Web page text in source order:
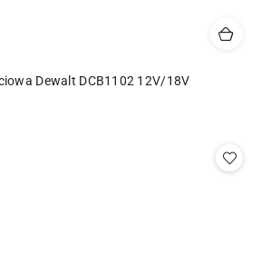
Dewalt DCB1102 12V/18V